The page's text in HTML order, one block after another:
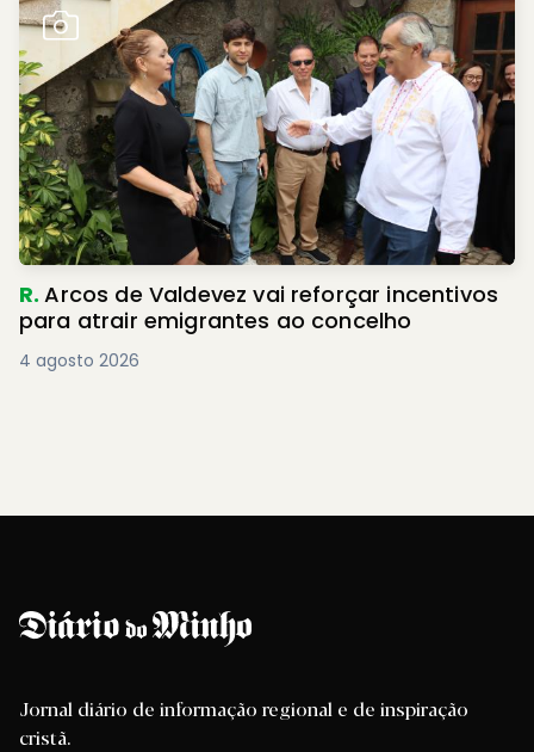
R.Arcos de Valdevez vai reforçar incentivos
para atrair emigrantes ao concelho
4 agosto 2026
Jornal diário de informação regional e de inspiração
cristã.